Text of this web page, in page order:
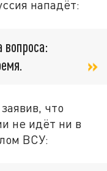
нападёт:
вопроса:
что
не идёт ни в
ВСУ: